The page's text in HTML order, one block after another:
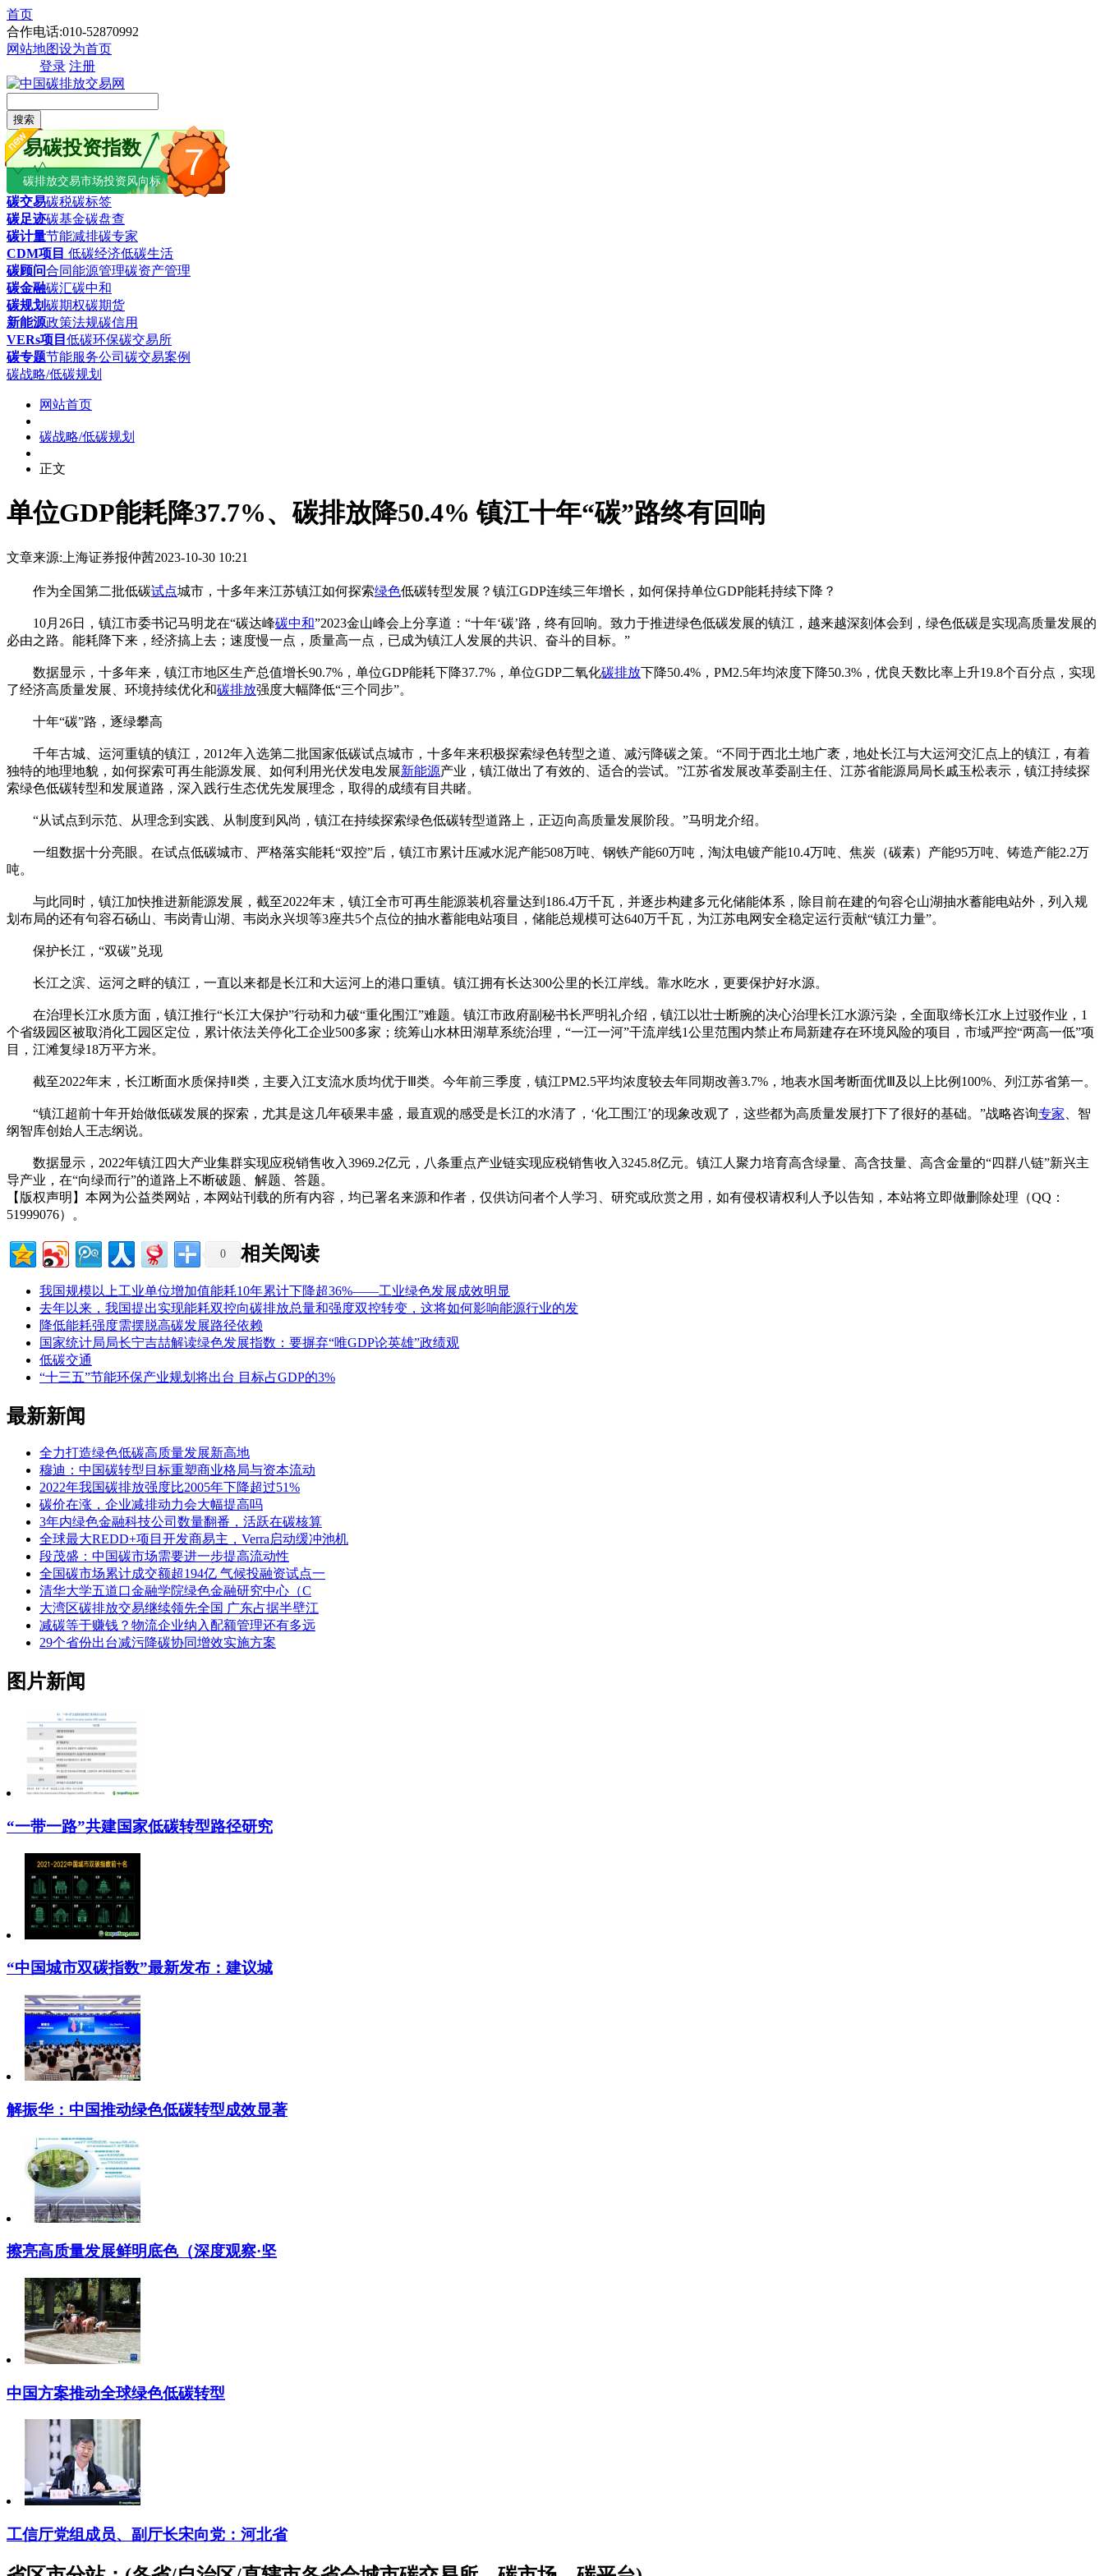
首页
合作电话:010-52870992
网站地图设为首页
登录 注册
搜索
7
易碳投资指数
碳排放交易市场投资风向标
碳交易碳税碳标签
碳足迹碳基金碳盘查
碳计量节能减排碳专家
CDM项目 低碳经济低碳生活
碳顾问合同能源管理碳资产管理
碳金融碳汇碳中和
碳规划碳期权碳期货
新能源政策法规碳信用
VERs项目 低碳环保碳交易所
碳专题节能服务公司 碳交易案例
碳战略/低碳规划
网站首页
碳战略/低碳规划
正文
单位GDP能耗降37.7%、碳排放降50.4% 镇江十年“碳”路终有回响
文章来源:上海证券报仲茜2023-10-30 10:21
作为全国第二批低碳试点城市，十多年来江苏镇江如何探索绿色低碳转型发展？镇江GDP连续三年增长，如何保持单位GDP能耗持续下降？
10月26日，镇江市委书记马明龙在“碳达峰碳中和”2023金山峰会上分享道：“十年‘碳’路，终有回响。致力于推进绿色低碳发展的镇江，越来越深刻体会到，绿色低碳是实现高质量发展的
必由之路。能耗降下来，经济搞上去；速度慢一点，质量高一点，已成为镇江人发展的共识、奋斗的目标。”
数据显示，十多年来，镇江市地区生产总值增长90.7%，单位GDP能耗下降37.7%，单位GDP二氧化碳排放下降50.4%，PM2.5年均浓度下降50.3%，优良天数比率上升19.8个百分点，实现
了经济高质量发展、环境持续优化和碳排放强度大幅降低“三个同步”。
十年“碳”路，逐绿攀高
千年古城、运河重镇的镇江，2012年入选第二批国家低碳试点城市，十多年来积极探索绿色转型之道、减污降碳之策。“不同于西北土地广袤，地处长江与大运河交汇点上的镇江，有着
独特的地理地貌，如何探索可再生能源发展、如何利用光伏发电发展新能源产业，镇江做出了有效的、适合的尝试。”江苏省发展改革委副主任、江苏省能源局局长戚玉松表示，镇江持续探
索绿色低碳转型和发展道路，深入践行生态优先发展理念，取得的成绩有目共睹。
“从试点到示范、从理念到实践、从制度到风尚，镇江在持续探索绿色低碳转型道路上，正迈向高质量发展阶段。”马明龙介绍。
一组数据十分亮眼。在试点低碳城市、严格落实能耗“双控”后，镇江市累计压减水泥产能508万吨、钢铁产能60万吨，淘汰电镀产能10.4万吨、焦炭（碳素）产能95万吨、铸造产能2.2万
吨。
与此同时，镇江加快推进新能源发展，截至2022年末，镇江全市可再生能源装机容量达到186.4万千瓦，并逐步构建多元化储能体系，除目前在建的句容仑山湖抽水蓄能电站外，列入规
划布局的还有句容石砀山、韦岗青山湖、韦岗永兴坝等3座共5个点位的抽水蓄能电站项目，储能总规模可达640万千瓦，为江苏电网安全稳定运行贡献“镇江力量”。
保护长江，“双碳”兑现
长江之滨、运河之畔的镇江，一直以来都是长江和大运河上的港口重镇。镇江拥有长达300公里的长江岸线。靠水吃水，更要保护好水源。
在治理长江水质方面，镇江推行“长江大保护”行动和力破“重化围江”难题。镇江市政府副秘书长严明礼介绍，镇江以壮士断腕的决心治理长江水源污染，全面取缔长江水上过驳作业，1
个省级园区被取消化工园区定位，累计依法关停化工企业500多家；统筹山水林田湖草系统治理，“一江一河”干流岸线1公里范围内禁止布局新建存在环境风险的项目，市域严控“两高一低”项
目，江滩复绿18万平方米。
截至2022年末，长江断面水质保持Ⅱ类，主要入江支流水质均优于Ⅲ类。今年前三季度，镇江PM2.5平均浓度较去年同期改善3.7%，地表水国考断面优Ⅲ及以上比例100%、列江苏省第一。
“镇江超前十年开始做低碳发展的探索，尤其是这几年硕果丰盛，最直观的感受是长江的水清了，‘化工围江’的现象改观了，这些都为高质量发展打下了很好的基础。”战略咨询专家 、智
纲智库创始人王志纲说。
数据显示，2022年镇江四大产业集群实现应税销售收入3969.2亿元，八条重点产业链实现应税销售收入3245.8亿元。镇江人聚力培育高含绿量、高含技量、高含金量的“四群八链”新兴主
导产业，在“向绿而行”的道路上不断破题、解题、答题。
【版权声明】本网为公益类网站，本网站刊载的所有内容，均已署名来源和作者，仅供访问者个人学习、研究或欣赏之用，如有侵权请权利人予以告知，本站将立即做删除处理（QQ：
51999076）。
0 相关阅读
我国规模以上工业单位增加值能耗10年累计下降超36%——工业绿色发展成效明显
去年以来，我国提出实现能耗双控向碳排放总量和强度双控转变，这将如何影响能源行业的发
降低能耗强度需摆脱高碳发展路径依赖
国家统计局局长宁吉喆解读绿色发展指数：要摒弃“唯GDP论英雄”政绩观
低碳交通
“十三五”节能环保产业规划将出台 目标占GDP的3%
最新新闻
全力打造绿色低碳高质量发展新高地
穆迪：中国碳转型目标重塑商业格局与资本流动
2022年我国碳排放强度比2005年下降超过51%
碳价在涨，企业减排动力会大幅提高吗
3年内绿色金融科技公司数量翻番，活跃在碳核算
全球最大REDD+项目开发商易主，Verra启动缓冲池机
段茂盛：中国碳市场需要进一步提高流动性
全国碳市场累计成交额超194亿 气候投融资试点一
清华大学五道口金融学院绿色金融研究中心（C
大湾区碳排放交易继续领先全国 广东占据半壁江
减碳等于赚钱？物流企业纳入配额管理还有多远
29个省份出台减污降碳协同增效实施方案
图片新闻
“一带一路”共建国家低碳转型路径研究
“中国城市双碳指数”最新发布：建议城
解振华：中国推动绿色低碳转型成效显著
擦亮高质量发展鲜明底色（深度观察·坚
中国方案推动全球绿色低碳转型
工信厅党组成员、副厅长宋向党：河北省